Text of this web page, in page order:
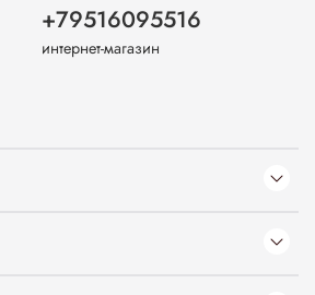
+79516095516
интернет-магазин